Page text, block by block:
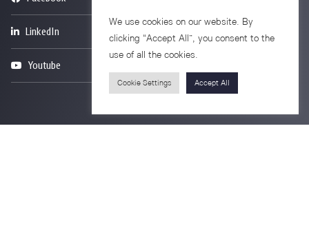
LinkedIn Faculty of Psychology
Youtube
We use cookies on our website. By
clicking “Accept All”, you consent to the
use of all the cookies.
Cookie Settings Accept All